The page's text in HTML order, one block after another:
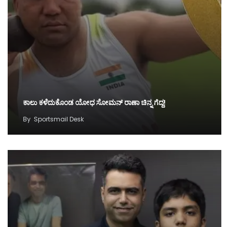
ಕಾಲು ಕಳೆದುಕೊಂಡ ಯೋಧ ಸೋಮನ್ ರಾಣಾ ಚಿನ್ನ ಗೆದ್ದ!
By Sportsmail Desk